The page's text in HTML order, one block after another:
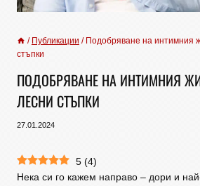
/ Публикации / Подобряване на интимния
стъпки
ПОДОБРЯВАНЕ НА ИНТИМНИЯ
ЛЕСНИ СТЪПКИ
27.01.2024
5 (4)
Нека си го кажем направо – дори и